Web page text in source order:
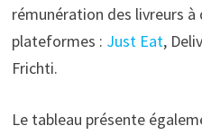
rémunération des livreurs
plateformes : Just Eat,
Frichti.
Le tableau présente